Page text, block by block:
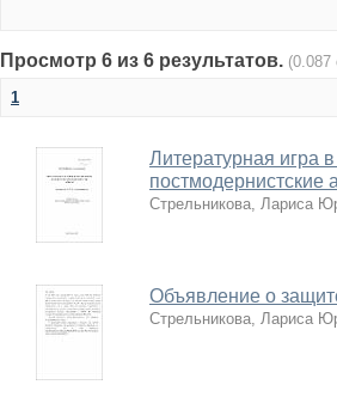
Просмотр 6 из 6 результатов. (0.087
1
Литературная игра
постмодернистские
Стрельникова, Лариса
Объявление о
Стрельникова, Лариса